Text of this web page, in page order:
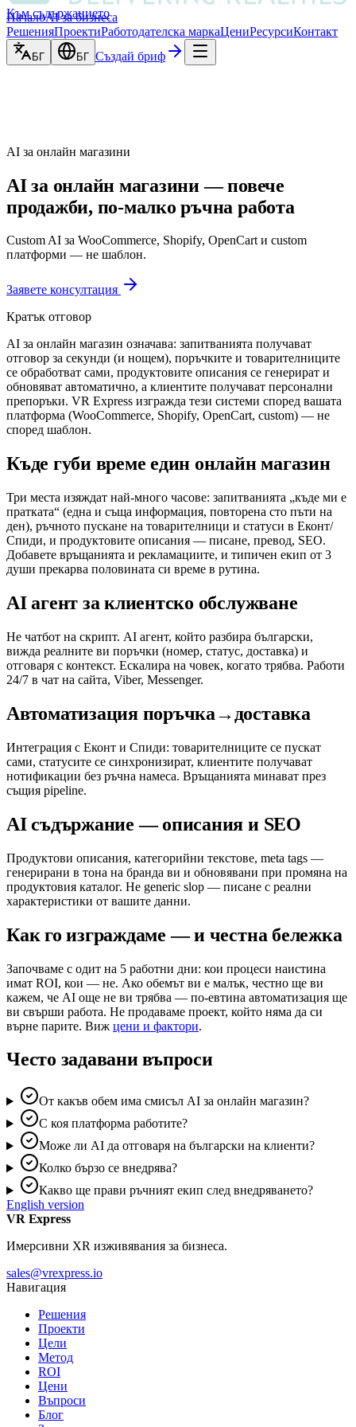
Към съдържанието
НачалоAI за бизнеса
РешенияПроектиРаботодателска маркаЦениРесурсиКонтакт
БГ БГ Създай бриф
AI за онлайн магазини
AI за онлайн магазини — повече
продажби, по-малко ръчна работа
Custom AI за WooCommerce, Shopify, OpenCart и custom
платформи — не шаблон.
Заявете консултация
Кратък отговор
AI за онлайн магазин означава: запитванията получават
отговор за секунди (и нощем), поръчките и товарителниците
се обработват сами, продуктовите описания се генерират и
обновяват автоматично, а клиентите получават персонални
препоръки. VR Express изгражда тези системи според вашата
платформа (WooCommerce, Shopify, OpenCart, custom) — не
според шаблон.
Къде губи време един онлайн магазин
Три места изяждат най-много часове: запитванията „къде ми е
пратката“ (една и съща информация, повторена сто пъти на
ден), ръчното пускане на товарителници и статуси в Еконт/
Спиди, и продуктовите описания — писане, превод, SEO.
Добавете връщанията и рекламациите, и типичен екип от 3
души прекарва половината си време в рутина.
AI агент за клиентско обслужване
Не чатбот на скрипт. AI агент, който разбира български,
вижда реалните ви поръчки (номер, статус, доставка) и
отговаря с контекст. Ескалира на човек, когато трябва. Работи
24/7 в чат на сайта, Viber, Messenger.
Автоматизация поръчка→доставка
Интеграция с Еконт и Спиди: товарителниците се пускат
сами, статусите се синхронизират, клиентите получават
нотификации без ръчна намеса. Връщанията минават през
същия pipeline.
AI съдържание — описания и SEO
Продуктови описания, категорийни текстове, meta tags —
генерирани в тона на бранда ви и обновявани при промяна на
продуктовия каталог. Не generic slop — писане с реални
характеристики от вашите данни.
Как го изграждаме — и честна бележка
Започваме с одит на 5 работни дни: кои процеси наистина
имат ROI, кои — не. Ако обемът ви е малък, честно ще ви
кажем, че AI още не ви трябва — по-евтина автоматизация ще
ви свърши работа. Не продаваме проект, който няма да си
върне парите. Виж цени и фактори.
Често задавани въпроси
От какъв обем има смисъл AI за онлайн магазин?
С коя платформа работите?
Може ли AI да отговаря на български на клиенти?
Колко бързо се внедрява?
Какво ще прави ръчният екип след внедряването?
English version
VR Express
Имерсивни XR изживявания за бизнеса.
sales@vrexpress.io
Навигация
Решения
Проекти
Цели
Метод
ROI
Цени
Въпроси
Блог